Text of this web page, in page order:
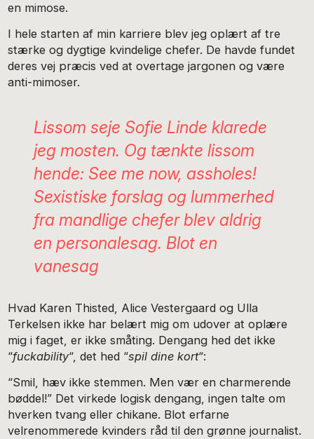
en mimose.
I hele starten af min karriere blev jeg oplært af tre
stærke og dygtige kvindelige chefer. De havde fundet
deres vej præcis ved at overtage jargonen og være
anti-mimoser.
Lissom seje Sofie Linde klarede
jeg mosten. Og tænkte lissom
hende: See me now, assholes!
Sexistiske forslag og lummerhed
fra mandlige chefer blev aldrig
en personalesag. Blot en
vanesag
Hvad Karen Thisted, Alice Vestergaard og Ulla
Terkelsen ikke har belært mig om udover at oplære
mig i faget, er ikke småting. Dengang hed det ikke
“fuckability“, det hed “spil dine kort“:
“Smil, hæv ikke stemmen. Men vær en charmerende
bøddel!” Det virkede logisk dengang, ingen talte om
hverken tvang eller chikane. Blot erfarne
velrenommerede kvinders råd til den grønne journalist.